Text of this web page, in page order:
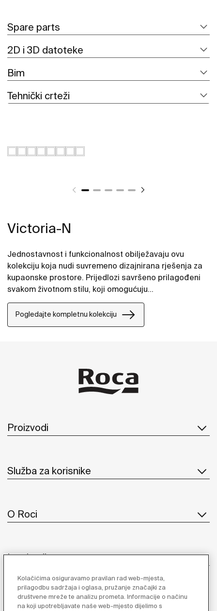
Spare parts
2D i 3D datoteke
Bim
Tehnički crteži
Victoria-N
Jednostavnost i funkcionalnost obilježavaju ovu
kolekciju koja nudi suvremeno dizajnirana rješenja za
kupaonske prostore. Prijedlozi savršeno prilagođeni
svakom životnom stilu, koji omogućuju
postavama.
Pogledajte kompletnu kolekciju
Proizvodi
Služba za korisnike
O Roci
Inspiracija
Pratite nas
Kolačićima osiguravamo pravilan rad web-mjesta,
prilagodbu sadržaja i oglasa, pružanje značajki za
društvene mreže te analizu prometa. Informacije o načinu
na koji upotrebljavate naše web-mjesto dijelimo s